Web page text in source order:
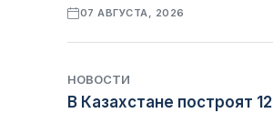
07 АВГУСТА, 2026
НОВОСТИ
В Казахстане построят 12